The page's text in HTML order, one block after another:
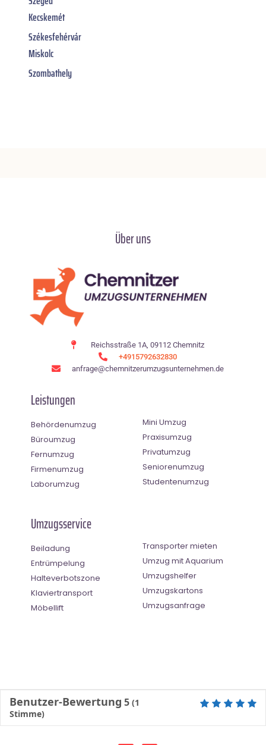
Kecskemét
Székesfehérvár
Miskolc
Szombathely
Über uns
Reichsstraße 1A, 09112 Chemnitz
+4915792632830
anfrage@chemnitzerumzugsunternehmen.de
Leistungen
Behördenumzug
Büroumzug
Fernumzug
Firmenumzug
Laborumzug
Mini Umzug
Praxisumzug
Privatumzug
Seniorenumzug
Studentenumzug
Umzugsservice
Beiladung
Entrümpelung
Halteverbotszone
Klaviertransport
Möbellift
Transporter mieten
Umzug mit Aquarium
Umzugshelfer
Umzugskartons
Umzugsanfrage
Benutzer-Bewertung 5 (1
Stimme)